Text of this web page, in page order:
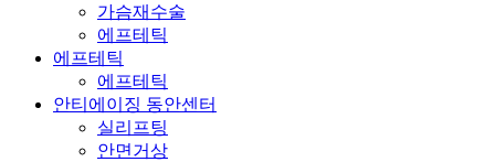
가슴재수술
에프테틱
에프테틱
에프테틱
안티에이징 동안센터
실리프팅
안면거상